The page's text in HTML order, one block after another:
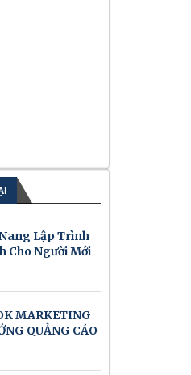
Lập Trình
Cho Người Mới
MARKETING
QUẢNG CÁO